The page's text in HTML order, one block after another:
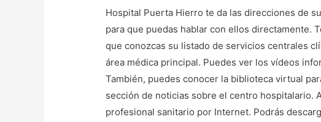
Hospital Puerta Hierro te da las direcciones de
para que puedas hablar con ellos directamente.
que conozcas su listado de servicios centrales
área médica principal. Puedes ver los vídeos
También, puedes conocer la biblioteca virtual
sección de noticias sobre el centro hospitalario.
profesional sanitario por Internet. Podrás